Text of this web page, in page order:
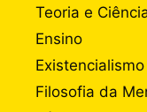
Teoria e
Ensino
Filosofia da